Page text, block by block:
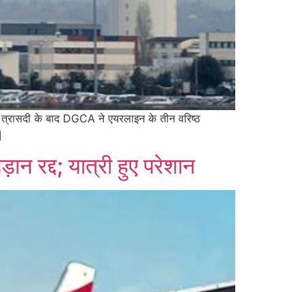
के बाद DGCA ने एयरलाइन के तीन वरिष्ठ
रद्द; यात्री हुए परेशान